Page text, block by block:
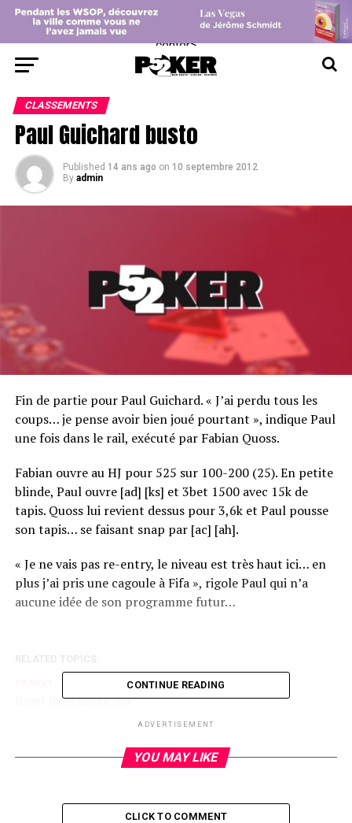
center>
CLASSEMENTS
Paul Guichard busto
Published 14 ans ago on 10 septembre 2012
By admin
Fin de partie pour Paul Guichard. « J’ai perdu tous les
coups… je pense avoir bien joué pourtant », indique Paul
une fois dans le rail, exécuté par Fabian Quoss.
Fabian ouvre au HJ pour 525 sur 100-200 (25). En petite
blinde, Paul ouvre [ad] [ks] et 3bet 1500 avec 15k de
tapis. Quoss lui revient dessus pour 3,6k et Paul pousse
son tapis… se faisant snap par [ac] [ah].
« Je ne vais pas re-entry, le niveau est très haut ici… en
plus j’ai pris une cagoule à Fifa », rigole Paul qui n’a
aucune idée de son programme futur…
David Benyamine out
CONTINUE READING
ADVERTISEMENT
YOU MAY LIKE
CLICK TO COMMENT